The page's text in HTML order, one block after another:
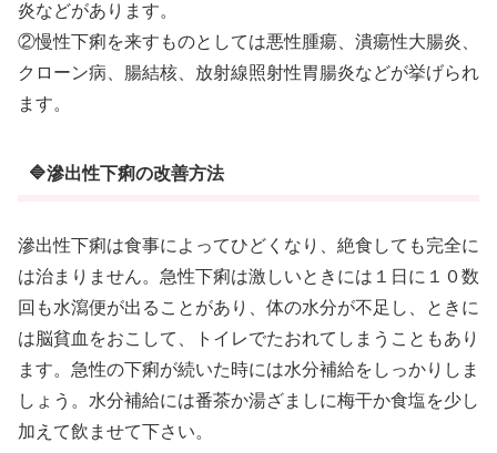
炎などがあります。
②慢性下痢を来すものとしては悪性腫瘍、潰瘍性大腸炎、
クローン病、腸結核、放射線照射性胃腸炎などが挙げられ
ます。
🔷滲出性下痢の改善方法
滲出性下痢は食事によってひどくなり、絶食しても完全に
は治まりません。急性下痢は激しいときには１日に１０数
回も水瀉便が出ることがあり、体の水分が不足し、ときに
は脳貧血をおこして、トイレでたおれてしまうこともあり
ます。急性の下痢が続いた時には水分補給をしっかりしま
しょう。水分補給には番茶か湯ざましに梅干か食塩を少し
加えて飲ませて下さい。